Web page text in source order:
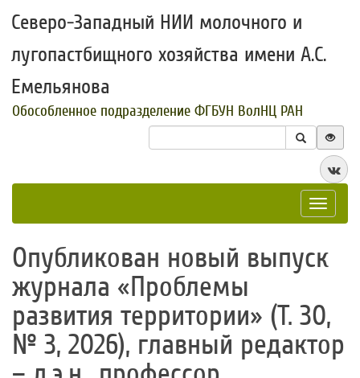
Северо-Западный НИИ молочного и
лугопастбищного хозяйства имени А.С.
Емельянова
Обособленное подразделение ФГБУН ВолНЦ РАН
Toggle
Опубликован новый выпуск
журнала «Проблемы
развития территории» (Т. 30,
№ 3, 2026), главный редактор